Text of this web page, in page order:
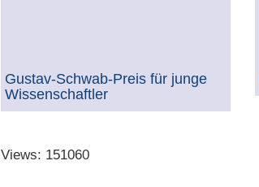
Gustav-Schwab-Preis für junge
Wissenschaftler
Views: 151060